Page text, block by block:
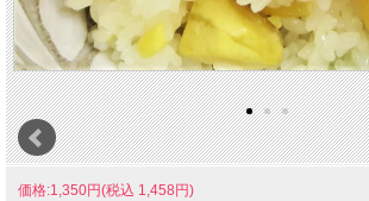
価格:1,350円(税込 1,458円)